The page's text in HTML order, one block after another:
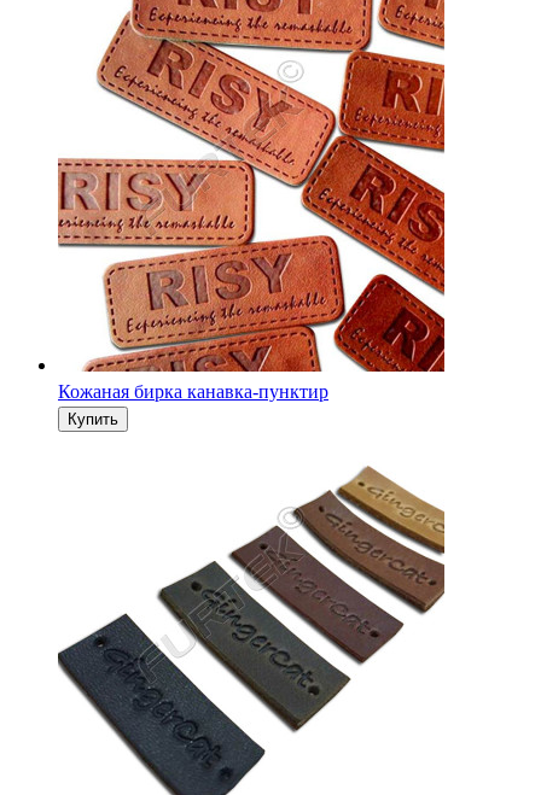
Кожаная бирка с отверстием